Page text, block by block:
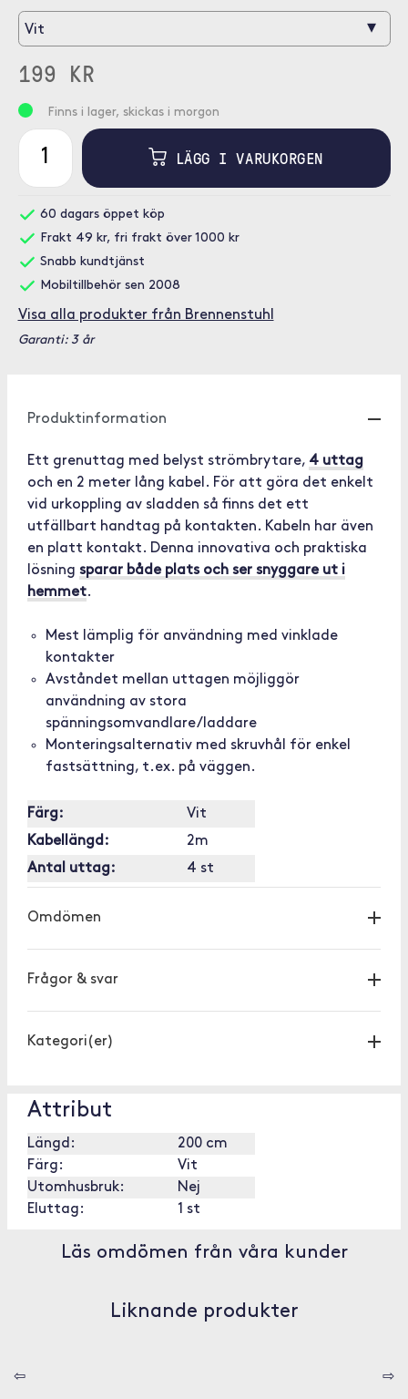
Vit ▾
199 KR
Finns i lager, skickas i morgon
LÄGG I VARUKORGEN
60 dagars öppet köp
Frakt 49 kr, fri frakt över 1000 kr
Snabb kundtjänst
Mobiltillbehör sen 2008
Visa alla produkter från Brennenstuhl
Garanti: 3 år
Produktinformation
Ett grenuttag med belyst strömbrytare, 4 uttag
och en 2 meter lång kabel. För att göra det enkelt
vid urkoppling av sladden så finns det ett
utfällbart handtag på kontakten. Kabeln har även
en platt kontakt. Denna innovativa och praktiska
lösning sparar både plats och ser snyggare ut i
hemmet.
Mest lämplig för användning med vinklade
kontakter
Avståndet mellan uttagen möjliggör
användning av stora
spänningsomvandlare/laddare
Monteringsalternativ med skruvhål för enkel
fastsättning, t.ex. på väggen.
Färg:
Vit
Kabellängd:
2m
Antal uttag:
4 st
Omdömen
Frågor & svar
Kategori(er)
Attribut
Längd:
200 cm
Färg:
Vit
Utomhusbruk:
Nej
Eluttag:
1 st
Läs omdömen från våra kunder
Liknande produkter
⇦ ⇨